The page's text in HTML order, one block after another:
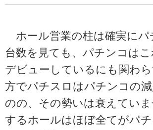
ホール営業の柱は確実にパ
台数を見ても、パチンコは
デビューしているにも関わ
方でパチスロはパチンコの
のの、その勢いは衰えてい
するホールはほぼ全てがパ